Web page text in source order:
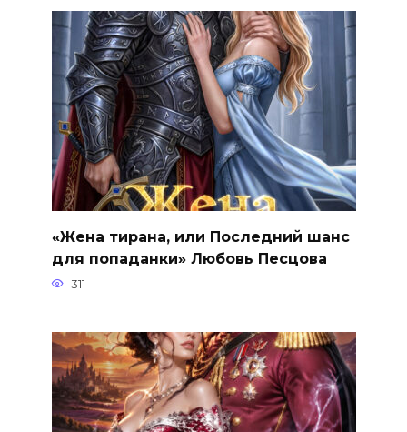
«Жена тирана, или Последний шанс
для попаданки» Любовь Песцова
311